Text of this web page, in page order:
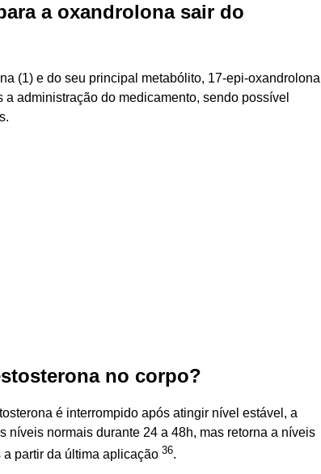
a oxandrolona sair do
(1) e do seu principal metabólito, 17-epi-oxandrolona
administração do medicamento, sendo possível
no corpo?
é interrompido após atingir nível estável, a
níveis normais durante 24 a 48h, mas retorna a níveis
partir da última aplicação 36.